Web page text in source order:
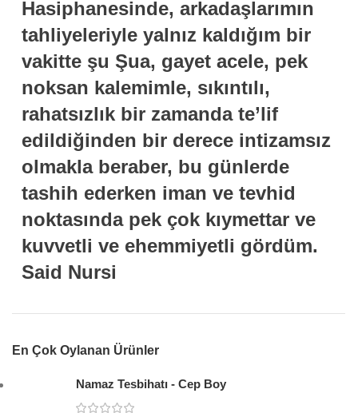
Hasiphanesinde, arkadaşlarımın
tahliyeleriyle yalnız kaldığım bir
vakitte şu Şua, gayet acele, pek
noksan kalemimle, sıkıntılı,
rahatsızlık bir zamanda te’lif
edildiğinden bir derece intizamsız
olmakla beraber, bu günlerde
tashih ederken iman ve tevhid
noktasında pek çok kıymettar ve
kuvvetli ve ehemmiyetli gördüm.
Said Nursi
En Çok Oylanan Ürünler
Namaz Tesbihatı - Cep Boy